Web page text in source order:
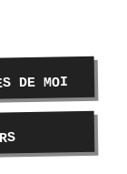
DE MOI